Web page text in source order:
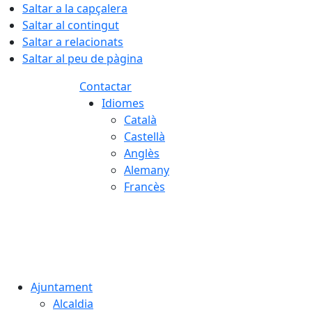
Saltar a la capçalera
Saltar al contingut
Saltar a relacionats
Saltar al peu de pàgina
Contactar
Idiomes
Català
Castellà
Anglès
Alemany
Francès
Ajuntament
Alcaldia